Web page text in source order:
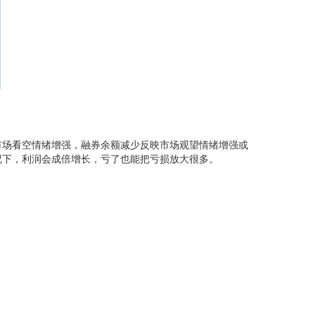
看空情绪增强，融券余额减少反映市场观望情绪增强或
，利润会成倍增长，亏了也能把亏损放大很多。